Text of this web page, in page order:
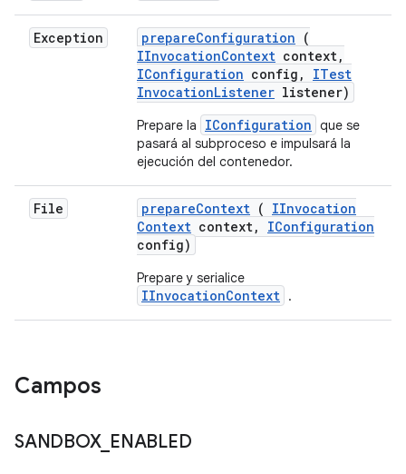
Exception prepareConfiguration (
IInvocationContext context,
IConfiguration config ,
ITest
InvocationListener listener)
Prepare la IConfiguration que se
pasará al subproceso e impulsará la
ejecución del contenedor.
File prepareContext ( IInvocation
Context context,
IConfiguration
config)
Prepare y serialice
IInvocationContext .
Campos
SANDBOX_ ENABLED